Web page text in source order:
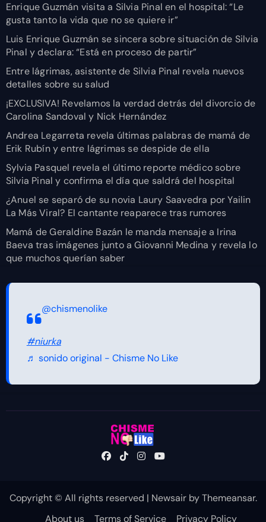
Enrique Guzmán visita a Silvia Pinal en el hospital: “Le
gusta tanto la vida que no se quiere ir”
Luis Enrique Guzmán se sincera sobre situación de Silvia
Pinal y declara: “Está en proceso de partir”
Entre lágrimas, asistente de Silvia Pinal revela nuevos
detalles sobre su salud
¡EXCLUSIVA! Revelamos la verdad detrás del divorcio de
Carolina Sandoval y Nick Hernández
Andrea Legarreta revela últimas palabras de mamá de
Erik Rubín y entre lágrimas se despide de ella
Sylvia Pasquel revela el último reporte médico sobre
Silvia Pinal y confirma el día que saldrá del hospital
¿Anuel se separó de su novia Laury Saavedra por Yailin
La Más Viral? El cantante reaparece tras rumores
Mamá de Geraldine Bazán le manda mensaje a Irina
Baeva tras imágenes junto a Giovanni Medina y revela lo
que muchos querían saber
@chismenolike
#niurka
♬ sonido original - Chisme No Like
Copyright © All rights reserved | NewsairbyThemeansar.
About us
Terms of Service Privacy Policy